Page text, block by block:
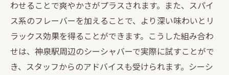
わせることで爽やかさがプラスされます。また、スパイ
ス系のフレーバーを加えることで、より深い味わいとリ
ラックス効果を得ることができます。こうした組み合わ
せは、神泉駅周辺のシーシャバーで実際に試すことがで
き、スタッフからのアドバイスも受けられます。シーシ